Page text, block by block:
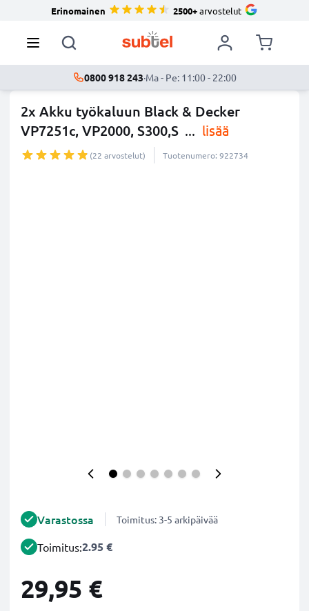
Erinomainen 2500+arvostelut
0800 918 243·Ma - Pe: 11:00 - 22:00
2x Akku työkaluun Black & Decker
VP7251c, VP2000, S300,S ... lisää
(22 arvostelut) Tuotenumero: 922734
Varastossa Toimitus: 3-5 arkipäivää
Toimitus:2.95 €
29,95 €